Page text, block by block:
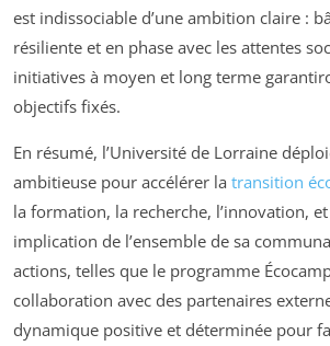
est indissociable d’une ambition claire :
résiliente et en phase avec les attentes
initiatives à moyen et long terme
objectifs fixés.
En résumé, l’Université de Lorraine
ambitieuse pour accélérer la transition
la formation, la recherche, l’innovation,
implication de l’ensemble de sa
actions, telles que le programme
collaboration avec des partenaires
dynamique positive et déterminée pour